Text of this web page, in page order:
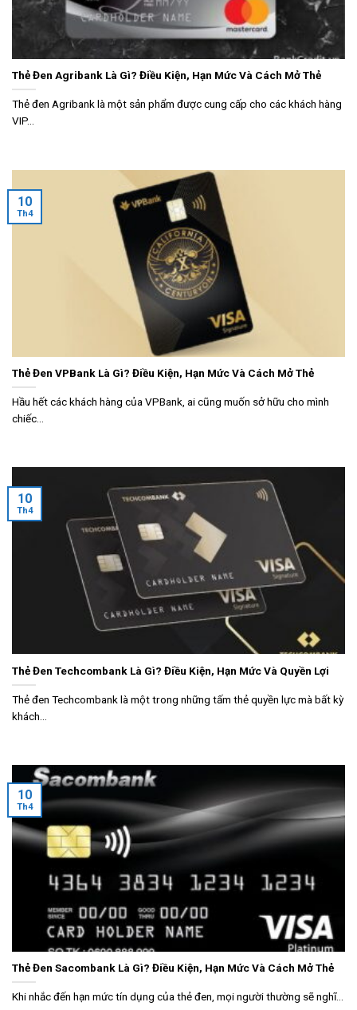
Thẻ Đen Agribank Là Gì? Điều Kiện, Hạn Mức Và Cách Mở Thẻ
Thẻ đen Agribank là một sản phẩm được cung cấp cho các khách hàng
VIP...
Thẻ Đen VPBank Là Gì? Điều Kiện, Hạn Mức Và Cách Mở Thẻ
Hầu hết các khách hàng của VPBank, ai cũng muốn sở hữu cho mình
chiếc...
10
Th4
Thẻ Đen Techcombank Là Gì? Điều Kiện, Hạn Mức Và Quyền Lợi
Thẻ đen Techcombank là một trong những tấm thẻ quyền lực mà bất kỳ
khách...
10
Th4
Thẻ Đen Sacombank Là Gì? Điều Kiện, Hạn Mức Và Cách Mở Thẻ
Khi nhắc đến hạn mức tín dụng của thẻ đen, mọi người thường sẽ nghĩ...
10
Th4